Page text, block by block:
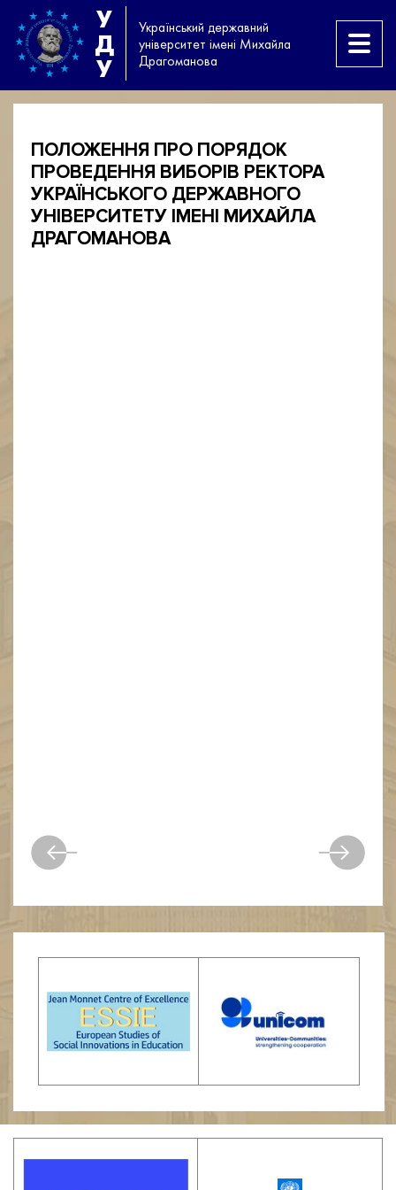
У
Д
У
Український державний
університет імені Михайла
Драгоманова
ПОЛОЖЕННЯ ПРО ПОРЯДОК
ПРОВЕДЕННЯ ВИБОРІВ РЕКТОРА
УКРАЇНСЬКОГО ДЕРЖАВНОГО
УНІВЕРСИТЕТУ ІМЕНІ МИХАЙЛА
ДРАГОМАНОВА